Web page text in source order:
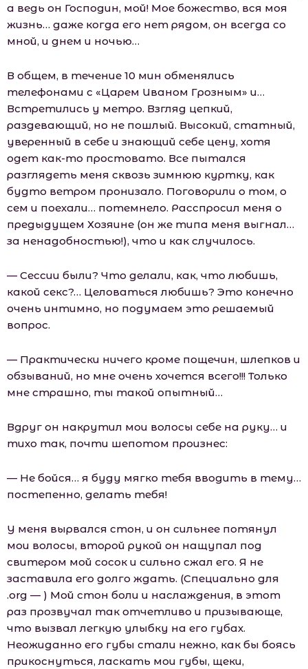
а ведь он Господин, мой! Мое божество, вся моя
жизнь… даже когда его нет рядом, он всегда со
мной, и днем и ночью…
В общем, в течение 10 мин обменялись
телефонами с «Царем Иваном Грозным» и…
Встретились у метро. Взгляд цепкий,
раздевающий, но не пошлый. Высокий, статный,
уверенный в себе и знающий себе цену, хотя
одет как-то простовато. Все пытался
разглядеть меня сквозь зимнюю куртку, как
будто ветром пронизало. Поговорили о том, о
сем и поехали… потемнело. Расспросил меня о
предыдущем Хозяине (он же типа меня выгнал…
за ненадобностью!), что и как случилось.
— Сессии были? Что делали, как, что любишь,
какой секс?… Целоваться любишь? Это конечно
очень интимно, но подумаем это решаемый
вопрос.
— Практически ничего кроме пощечин, шлепков и
обзываний, но мне очень хочется всего!!! Только
мне страшно, ты такой опытный…
Вдруг он накрутил мои волосы себе на руку… и
тихо так, почти шепотом произнес:
— Не бойся… я буду мягко тебя вводить в тему…
постепенно, делать тебя!
У меня вырвался стон, и он сильнее потянул
мои волосы, второй рукой он нащупал под
свитером мой сосок и сильно сжал его. Я не
заставила его долго ждать. (Специально для
.оrg — ) Мой стон боли и наслаждения, в этот
раз прозвучал так отчетливо и призывающе,
что вызвал легкую улыбку на его губах.
Неожиданно его губы стали нежно, как бы боясь
прикоснуться, ласкать мои губы, щеки,